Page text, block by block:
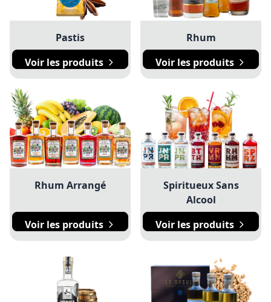
Pastis
Voir les produits
Rhum
Voir les produits
Rhum Arrangé
Voir les produits
Spiritueux Sans
Alcool
Voir les produits